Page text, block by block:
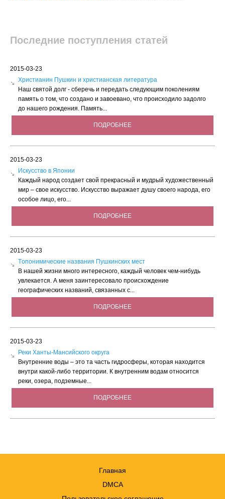
Последние поступления статей
2015-03-23
Христианин Пушкин и христианская литература
Наш святой долг - сберечь и передать следующим поколениям
память о том, что создано и завоевано, что происходило задолго
до нашего рождения. Память...
ПОДРОБНЕЕ
2015-03-23
Искусство в Японии
Каждый народ создает свой прекрасный и мудрый художественный
мир – свое искусство. Искусство выражает душу своего народа, его
особое лицо, его...
ПОДРОБНЕЕ
2015-03-23
Tопонимические названия Пушкинских мест
В нашей жизни много интересного, каждый человек чем-нибудь
увлекается. А меня заинтересовало происхождение
географических названий, связанных с...
ПОДРОБНЕЕ
2015-03-23
Реки Ханты-Мансийского округа
Внутренние воды – это та часть гидросферы, которая находится
внутри какой-либо территории. К внутренним водам относится
реки, озера, подземные...
ПОДРОБНЕЕ
Главная
DMCA